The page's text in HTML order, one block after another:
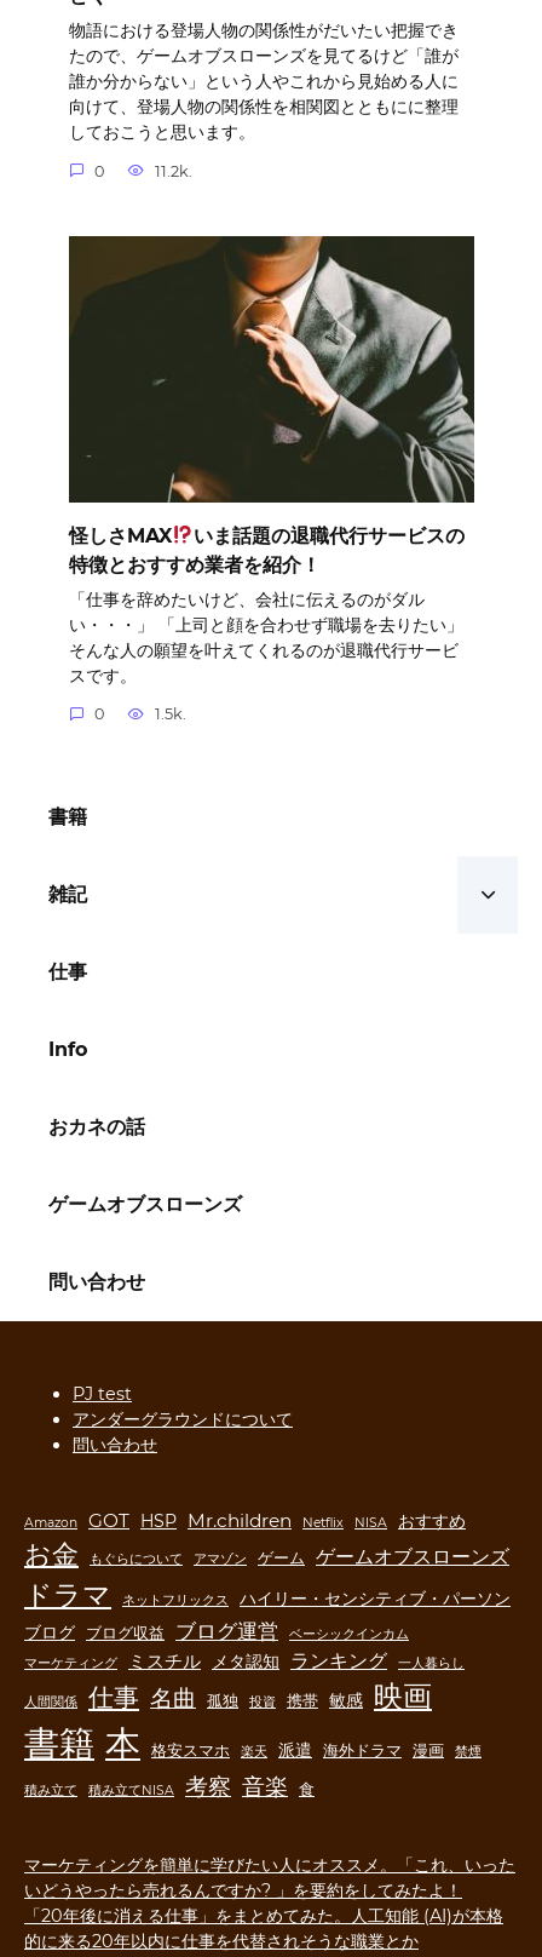
物語における登場人物の関係性がだいたい把握でき
たので、ゲームオブスローンズを見てるけど「誰が
誰か分からない」という人やこれから見始める人に
向けて、登場人物の関係性を相関図とともにに整理
しておこうと思います。
0 11.2k.
怪しさMAX
いま話題の退職代行サービスの
特徴とおすすめ業者を紹介！
「仕事を辞めたいけど、会社に伝えるのがダル
い・・・」 「上司と顔を合わせず職場を去りたい」
そんな人の願望を叶えてくれるのが退職代行サービ
スです。
0 1.5k.
書籍
雑記
仕事
Info
おカネの話
ゲームオブスローンズ
問い合わせ
PJ test
アンダーグラウンドについて
問い合わせ
Amazon GOT HSP Mr.children Netflix NISA おすすめ
お金 もぐらについて アマゾン ゲーム ゲームオブスローンズ
ドラマ ネットフリックス
ハイリー・センシティブ・パーソン
ブログ
ブログ収益 ブログ運営
ベーシックインカム
マーケティング
ミスチル メタ認知 ランキング 一人暮らし
人間関係 仕事 名曲 孤独 投資 携帯 敏感 映画
書籍 本 格安スマホ 楽天 派遣 海外ドラマ 漫画 禁煙
積み立て 積み立てNISA 考察 音楽 食
マーケティングを簡単に学びたい人にオススメ。「これ、いった
いどうやったら売れるんですか? 」を要約をしてみたよ！
「20年後に消える仕事」をまとめてみた。人工知能 (AI)が本格
的に来る20年以内に仕事を代替されそうな職業とか